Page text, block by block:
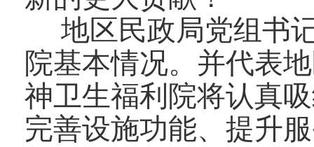
地区民政局党组书
院基本情况。并代表
神卫生福利院将认真
完善设施功能、提升